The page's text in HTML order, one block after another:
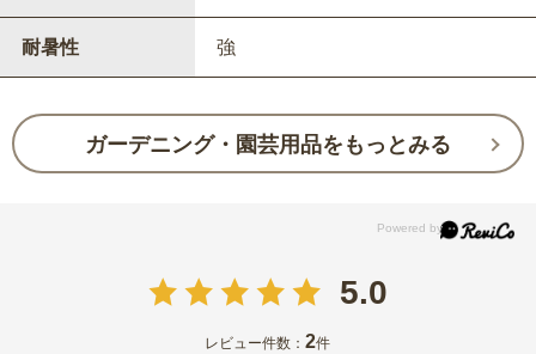
耐暑性 強
ガーデニング・園芸用品をもっとみる
5.0
レビュー件数：2件